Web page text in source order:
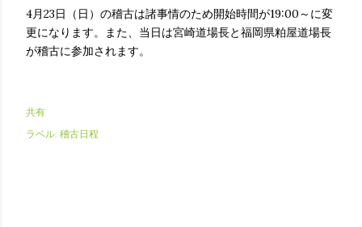
4月23日（日）の稽古は諸事情のため開始時間が19:00～に変
更になります。また、当日は宮崎道場長と福岡県粕屋道場長
が稽古に参加されます。
共有
ラベル: 稽古日程